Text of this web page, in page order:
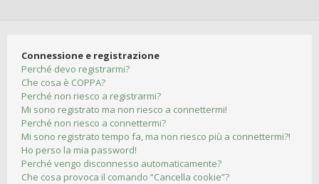
Connessione e registrazione
Perché devo registrarmi?
Che cosa è COPPA?
Perché non riesco a registrarmi?
Mi sono registrato ma non riesco a connettermi!
Perché non riesco a connettermi?
Mi sono registrato tempo fa, ma non riesco più a connettermi?!
Ho perso la mia password!
Perché vengo disconnesso automaticamente?
Che cosa provoca il comando “Cancella cookie”?